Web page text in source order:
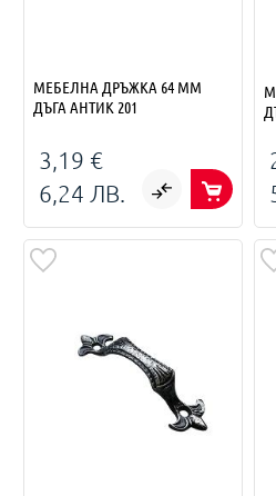
МЕБЕЛНА ДРЪЖКА 64 ММ
ДЪГА АНТИК 201
3,19 €
6,24 ЛВ.